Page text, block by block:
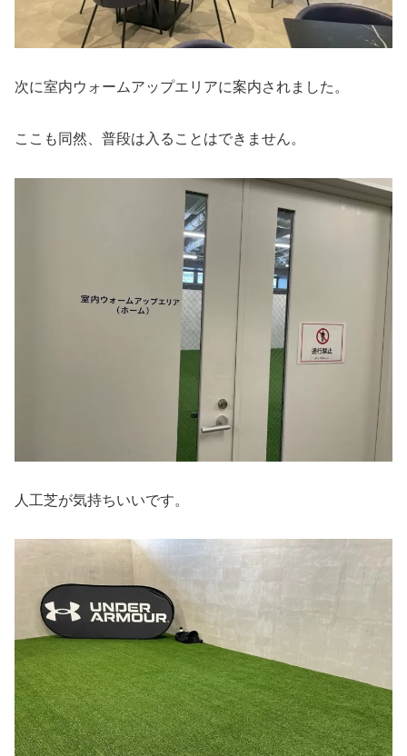
次に室内ウォームアップエリアに案内されました。
ここも同然、普段は入ることはできません。
人工芝が気持ちいいです。